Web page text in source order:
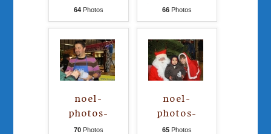
samedi18-
12-2010
64Photos
dimanche19-
12-2010
66Photos
noel-
photos-
jeudi23-12-
70Photos
noel-
photos-
vendredi24-
65Photos